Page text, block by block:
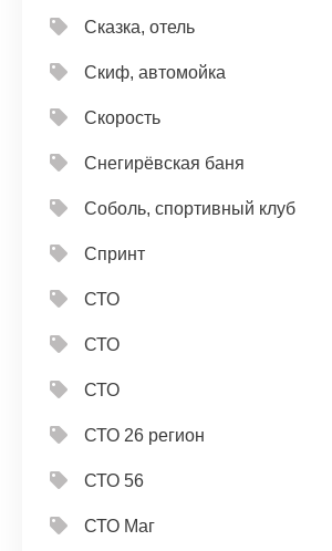
Сказка, отель
Скиф, автомойка
Скорость
Снегирёвская баня
Соболь, спортивный клуб
Спринт
СТО
СТО
СТО
СТО 26 регион
СТО 56
СТО Маг